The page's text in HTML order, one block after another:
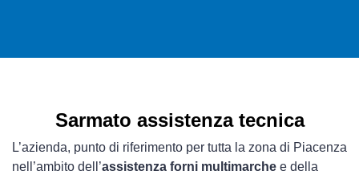
Sarmato assistenza tecnica
L’azienda, punto di riferimento per tutta la zona di Piacenza
nell’ambito dell’assistenza forni multimarche e della